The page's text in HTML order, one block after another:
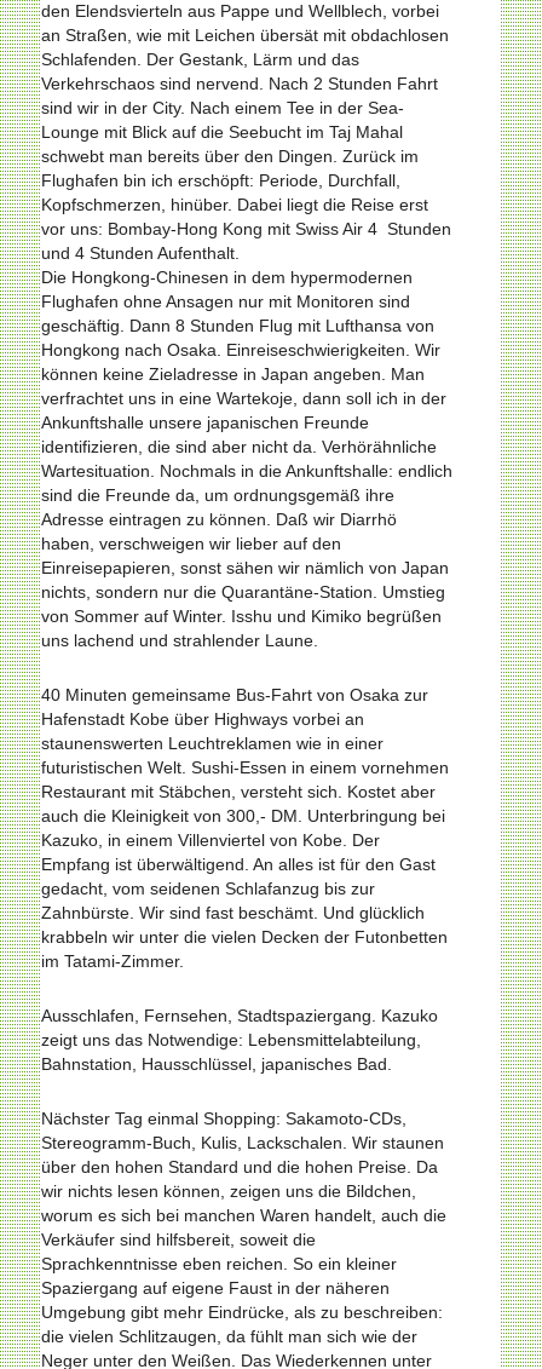
den Elendsvierteln aus Pappe und Wellblech, vorbei
an Straßen, wie mit Leichen übersät mit obdachlosen
Schlafenden. Der Gestank, Lärm und das
Verkehrschaos sind nervend. Nach 2 Stunden Fahrt
sind wir in der City. Nach einem Tee in der Sea-
Lounge mit Blick auf die Seebucht im Taj Mahal
schwebt man bereits über den Dingen. Zurück im
Flughafen bin ich erschöpft: Periode, Durchfall,
Kopfschmerzen, hinüber. Dabei liegt die Reise erst
vor uns: Bombay-Hong Kong mit Swiss Air 4 Stunden
und 4 Stunden Aufenthalt.
Die Hongkong-Chinesen in dem hypermodernen
Flughafen ohne Ansagen nur mit Monitoren sind
geschäftig. Dann 8 Stunden Flug mit Lufthansa von
Hongkong nach Osaka. Einreiseschwierigkeiten. Wir
können keine Zieladresse in Japan angeben. Man
verfrachtet uns in eine Wartekoje, dann soll ich in der
Ankunftshalle unsere japanischen Freunde
identifizieren, die sind aber nicht da. Verhörähnliche
Wartesituation. Nochmals in die Ankunftshalle: endlich
sind die Freunde da, um ordnungsgemäß ihre
Adresse eintragen zu können. Daß wir Diarrhö
haben, verschweigen wir lieber auf den
Einreisepapieren, sonst sähen wir nämlich von Japan
nichts, sondern nur die Quarantäne-Station. Umstieg
von Sommer auf Winter. Isshu und Kimiko begrüßen
uns lachend und strahlender Laune.
40 Minuten gemeinsame Bus-Fahrt von Osaka zur
Hafenstadt Kobe über Highways vorbei an
staunenswerten Leuchtreklamen wie in einer
futuristischen Welt. Sushi-Essen in einem vornehmen
Restaurant mit Stäbchen, versteht sich. Kostet aber
auch die Kleinigkeit von 300,- DM. Unterbringung bei
Kazuko, in einem Villenviertel von Kobe. Der
Empfang ist überwältigend. An alles ist für den Gast
gedacht, vom seidenen Schlafanzug bis zur
Zahnbürste. Wir sind fast beschämt. Und glücklich
krabbeln wir unter die vielen Decken der Futonbetten
im Tatami-Zimmer.
Ausschlafen, Fernsehen, Stadtspaziergang. Kazuko
zeigt uns das Notwendige: Lebensmittelabteilung,
Bahnstation, Hausschlüssel, japanisches Bad.
Nächster Tag einmal Shopping: Sakamoto-CDs,
Stereo­gramm-Buch, Kulis, Lackschalen. Wir staunen
über den hohen Standard und die hohen Preise. Da
wir nichts lesen können, zeigen uns die Bildchen,
worum es sich bei manchen Waren handelt, auch die
Verkäufer sind hilfsbereit, soweit die
Sprachkenntnisse eben reichen. So ein kleiner
Spaziergang auf eigene Faust in der näheren
Umgebung gibt mehr Eindrücke, als zu beschreiben:
die vielen Schlitzaugen, da fühlt man sich wie der
Neger unter den Weißen. Das Wiederkennen unter